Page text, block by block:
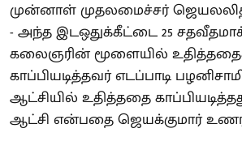
முன்னாள் முதலமைச்சர்
- அந்த இடஒதுக்கீட்டை 25
கலைஞரின் மூளையில்
காப்பியடித்தவர் எடப்பாடி
ஆட்சியில் உதித்ததை
ஆட்சி என்பதை ஜெயக்குமார்